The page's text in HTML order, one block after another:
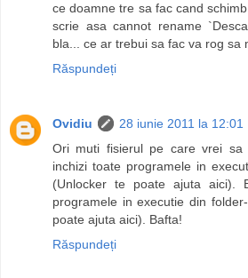
ce doamne tre sa fac cand
scrie asa cannot rename
bla... ce ar trebui sa fac va rog sa
Răspundeți
Ovidiu
28 iunie 2011 la 12:01
Ori muti fisierul pe care vrei
inchizi toate programele in
(Unlocker te poate ajuta aici).
programele in executie din
poate ajuta aici). Bafta!
Răspundeți